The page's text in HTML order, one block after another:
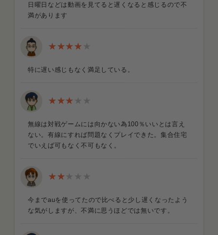
日曜日などは動画を見てると遅くなると感じるので不
満があります
特に遅い感じもなく満足している。
無線は対戦ゲームには向かない為100％いいとは言え
ない。有線にすれば問題なくプレイできた。集合住宅
でいえば可もなく不可もなく。
今までauを使ってたので比べると少し遅くなったよう
な気がしますが、不満に思うほどでは無いです。